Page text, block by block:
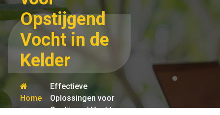
Opstijgend
Vocht in de
Kelder
Home
Effectieve
Oplossingen voor
Opstijgend Vocht